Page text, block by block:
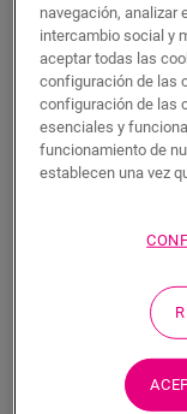
Este perfil único
suelo, como la
pared o ventana.
forma deseada con
la perfección con el
perfil Incizo, un
un acabado
unir dos suelos con
transición entre su
rematar sus
navegación, analizar
intercambio social y
aceptar todas las
configuración de las
configuración de las
esenciales y
funcionamiento de
establecen una vez